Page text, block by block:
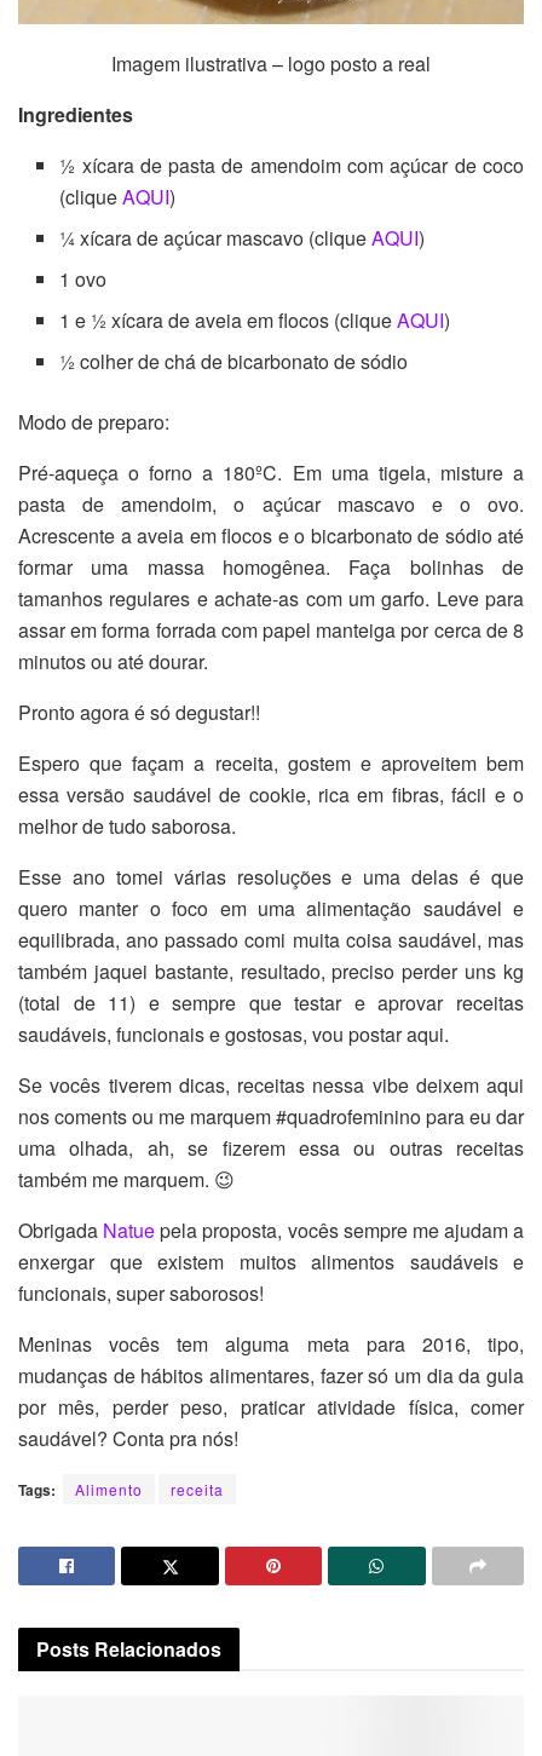
Imagem ilustrativa – logo posto a real
Ingredientes
½ xícara de pasta de amendoim com açúcar de coco
(cliqueAQUI)
¼ xícara de açúcar mascavo (cliqueAQUI)
1 ovo
1 e ½ xícara de aveia em flocos (cliqueAQUI)
½ colher de chá de bicarbonato de sódio
Modo de preparo:
Pré-aqueça o forno a 180ºC. Em uma tigela, misture a
pasta de amendoim, o açúcar mascavo e o ovo.
Acrescente a aveia em flocos e o bicarbonato de sódio até
formar uma massa homogênea. Faça bolinhas de
tamanhos regulares e achate-as com um garfo. Leve para
assar em forma forrada com papel manteiga por cerca de 8
minutos ou até dourar.
Pronto agora é só degustar!!
Espero que façam a receita, gostem e aproveitem bem
essa versão saudável de cookie, rica em fibras, fácil e o
melhor de tudo saborosa.
Esse ano tomei várias resoluções e uma delas é que
quero manter o foco em uma alimentação saudável e
equilibrada, ano passado comi muita coisa saudável, mas
também jaquei bastante, resultado, preciso perder uns kg
(total de 11) e sempre que testar e aprovar receitas
saudáveis, funcionais e gostosas, vou postar aqui.
Se vocês tiverem dicas, receitas nessa vibe deixem aqui
nos coments ou me marquem #quadrofeminino para eu dar
uma olhada, ah, se fizerem essa ou outras receitas
também me marquem. 😉
Obrigada Natuepela proposta, vocês sempre me ajudam a
enxergar que existem muitos alimentos saudáveis e
funcionais, super saborosos!
Meninas vocês tem alguma meta para 2016, tipo,
mudanças de hábitos alimentares, fazer só um dia da gula
por mês, perder peso, praticar atividade física, comer
saudável? Conta pra nós!
Tags: Alimento receita
Posts Relacionados